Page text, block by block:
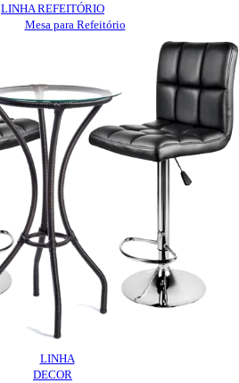
LINHA REFEITÓRIO
Mesa para Refeitório
LINHA
DECOR